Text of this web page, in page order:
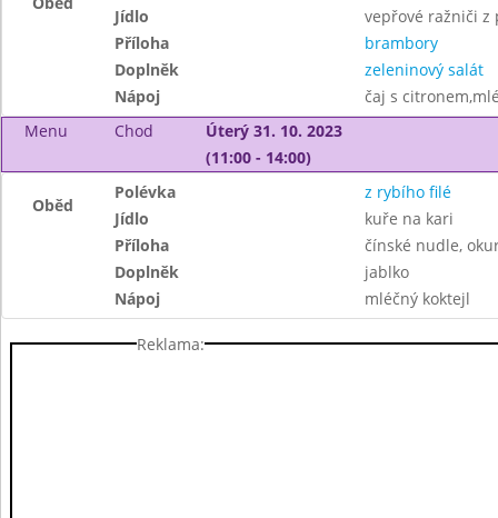
Jídlo
vepřové ražniči z
Příloha
brambory
Doplněk
zeleninový salát
Nápoj
čaj s
Menu
Chod
Úterý 31. 10. 2023
(11:00 - 14:00)
Oběd
Polévka
z rybího filé
Jídlo
kuře na kari
Příloha
čínské nudle,
Doplněk
jablko
Nápoj
mléčný koktejl
Reklama: